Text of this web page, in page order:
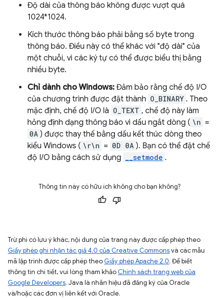
Độ dài của thông báo không được vượt quá
1024*1024.
Kích thước thông báo phải bằng số byte trong
thông báo. Điều này có thể khác với "độ dài" của
một chuỗi, vì các ký tự có thể được biểu thị bằng
nhiều byte.
Chỉ dành cho Windows: Đảm bảo rằng chế độ I/O
của chương trình được đặt thành O_BINARY . Theo
mặc định, chế độ I/O là O_TEXT , chế độ này làm
hỏng định dạng thông báo vì dấu ngắt dòng ( \n =
0A ) được thay thế bằng dấu kết thúc dòng theo
kiểu Windows ( \r\n = 0D 0A ). Bạn có thể đặt chế
độ I/O bằng cách sử dụng __setmode .
Thông tin này có hữu ích không cho bạn không?
Trừ phi có lưu ý khác, nội dung của trang này được cấp phép theo
Giấy phép ghi nhận tác giả 4.0 của Creative Commonsvà các mẫu
mã lập trình được cấp phép theo Giấy phép Apache 2.0. Để biết
thông tin chi tiết, vui lòng tham khảo Chính sách trang web của
Google Developers. Java là nhãn hiệu đã đăng ký của Oracle
và/hoặc các đơn vị liên kết với Oracle.